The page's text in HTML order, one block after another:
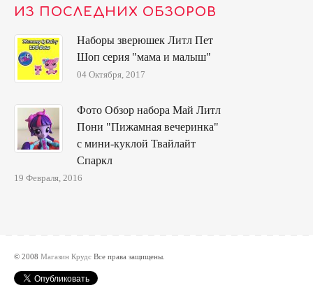
ИЗ ПОСЛЕДНИХ ОБЗОРОВ
Наборы зверюшек Литл Пет
Шоп серия "мама и малыш"
04 Октября, 2017
Фото Обзор набора Май Литл
Пони "Пижамная вечеринка"
с мини-куклой Твайлайт
Спаркл
19 Февраля, 2016
© 2008 Магазин Крудс Все права защищены.